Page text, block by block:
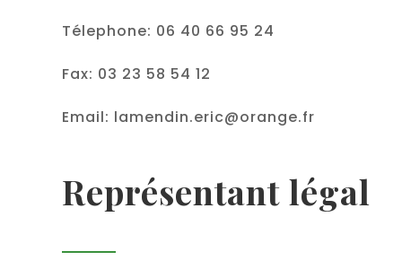
Télephone: 06 40 66 95 24
Fax: 03 23 58 54 12
Email: lamendin.eric@orange.fr
Représentant légal